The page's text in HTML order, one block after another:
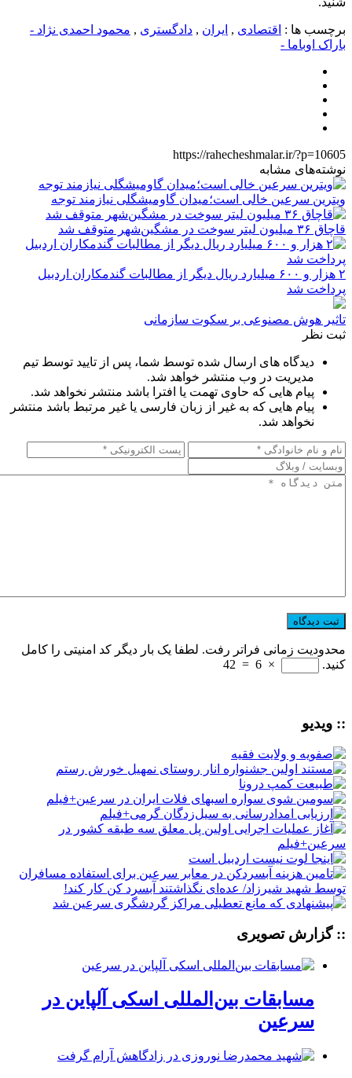
برچسب ها : اقتصادی , ایران , دادگستری , محمود احمدی‌ نژاد -
باراک اوباما -
https://rahecheshmalar.ir/?p=10605
نوشته‌های مشابه
ویترین سرعین خالی است؛میدان گاومیشگلی نیازمند توجه
قاچاق ۳۶ میلیون لیتر سوخت در مشگین‌شهر متوقف شد
۲ هزار و ۶۰۰‌ میلیارد ریال دیگر از مطالبات گندمکاران اردبیل
پرداخت شد
تاثیر هوش مصنوعی بر سکوت سازمانی
ثبت نظر
دیدگاه های ارسال شده توسط شما، پس از تایید توسط تیم
مدیریت در وب منتشر خواهد شد.
پیام هایی که حاوی تهمت یا افترا باشد منتشر نخواهد شد.
پیام هایی که به غیر از زبان فارسی یا غیر مرتبط باشد منتشر
نخواهد شد.
محدودیت زمانی فراتر رفت. لطفا یک بار دیگر کد امنیتی را کامل
کنید.
×
6
=
42
:: ویدیو
:: گزارش تصویری
مسابقات بین‌المللی اسکی آلپاین در
سرعین